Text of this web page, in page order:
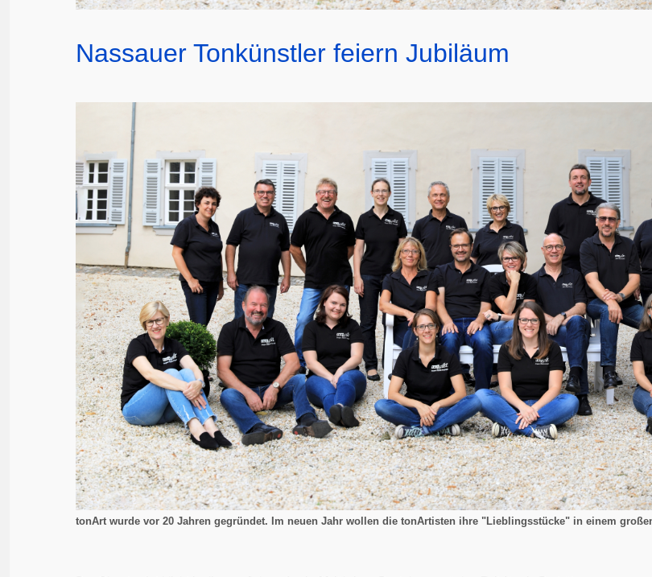
Nassauer Tonkünstler feiern Jubiläum
tonArt wurde vor 20 Jahren gegründet. Im neuen Jahr wollen die tonArtisten ihre "Lieblingsstücke" in einem